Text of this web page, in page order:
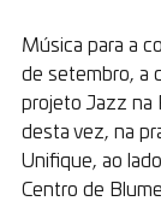
Música para a
de setembro, a
projeto Jazz na
desta vez, na
Unifique, ao
Centro de